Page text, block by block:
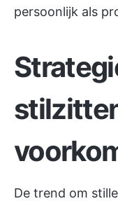
persoonlijk als
De trend om